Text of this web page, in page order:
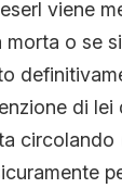
viene
morta o se
di lei